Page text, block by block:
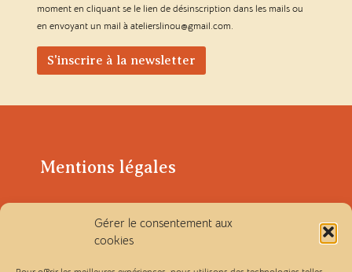
Gérer le consentement aux
cookies
moment en cliquant se le lien de désinscription dans les mails ou
en envoyant un mail à atelierslinou@gmail.com.
Mentions légales
Politique de confidentialité